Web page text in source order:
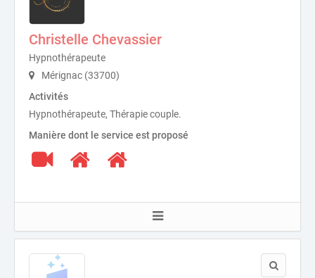
Christelle Chevassier
Hypnothérapeute
Mérignac (33700)
Activités
Hypnothérapeute, Thérapie couple.
Manière dont le service est proposé